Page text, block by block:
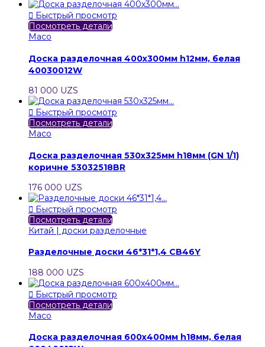
 Быстрый просмотр
Посмотреть детали
Maco
Доска разделочная 400х300мм h12мм, белая
40030012W
81 000 UZS
 Быстрый просмотр
Посмотреть детали
Maco
Доска разделочная 530х325мм h18мм (GN 1/1)
коричне 53032518BR
176 000 UZS
 Быстрый просмотр
Посмотреть детали
Китай | доски разделочные
Разделочные доски 46*31*1,4 CB46Y
188 000 UZS
 Быстрый просмотр
Посмотреть детали
Maco
Доска разделочная 600х400мм h18мм, белая